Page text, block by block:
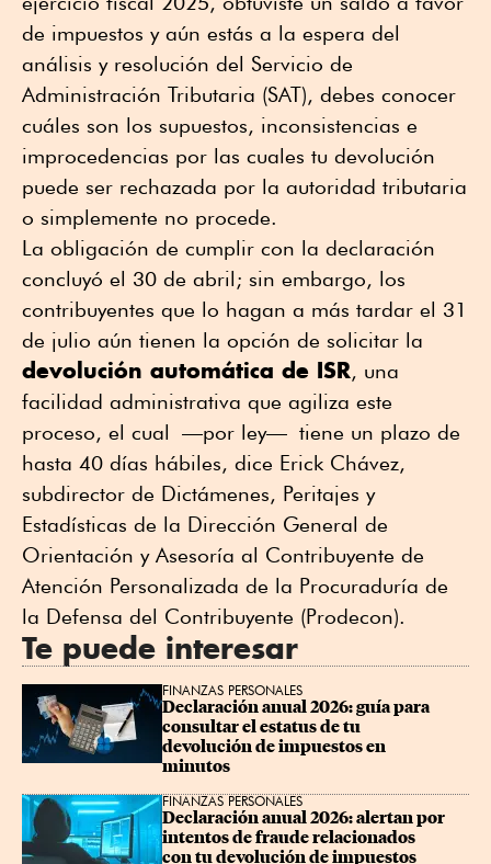
de impuestos y aún estás a la espera del
análisis y resolución del Servicio de
Administración Tributaria (SAT), debes conocer
cuáles son los supuestos, inconsistencias e
improcedencias por las cuales tu devolución
puede ser rechazada por la autoridad tributaria
o simplemente no procede.
La obligación de cumplir con la declaración
concluyó el 30 de abril; sin embargo, los
contribuyentes que lo hagan a más tardar el 31
de julio aún tienen la opción de solicitar la
devolución automática de ISR, una
facilidad administrativa que agiliza este
proceso, el cual —por ley— tiene un plazo de
hasta 40 días hábiles, dice Erick Chávez,
subdirector de Dictámenes, Peritajes y
Estadísticas de la Dirección General de
Orientación y Asesoría al Contribuyente de
Atención Personalizada de la Procuraduría de
la Defensa del Contribuyente (Prodecon).
Te puede interesar
FINANZAS PERSONALES
Declaración anual 2026: guía para
consultar el estatus de tu
devolución de impuestos en
minutos
FINANZAS PERSONALES
Declaración anual 2026: alertan por
intentos de fraude relacionados
con tu devolución de impuestos